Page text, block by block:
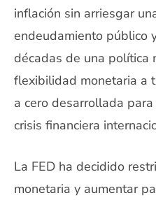
inflación sin arriesgar
endeudamiento público
décadas de una política
flexibilidad monetaria a
a cero desarrollada
crisis financiera
La FED ha decidido
monetaria y aumentar